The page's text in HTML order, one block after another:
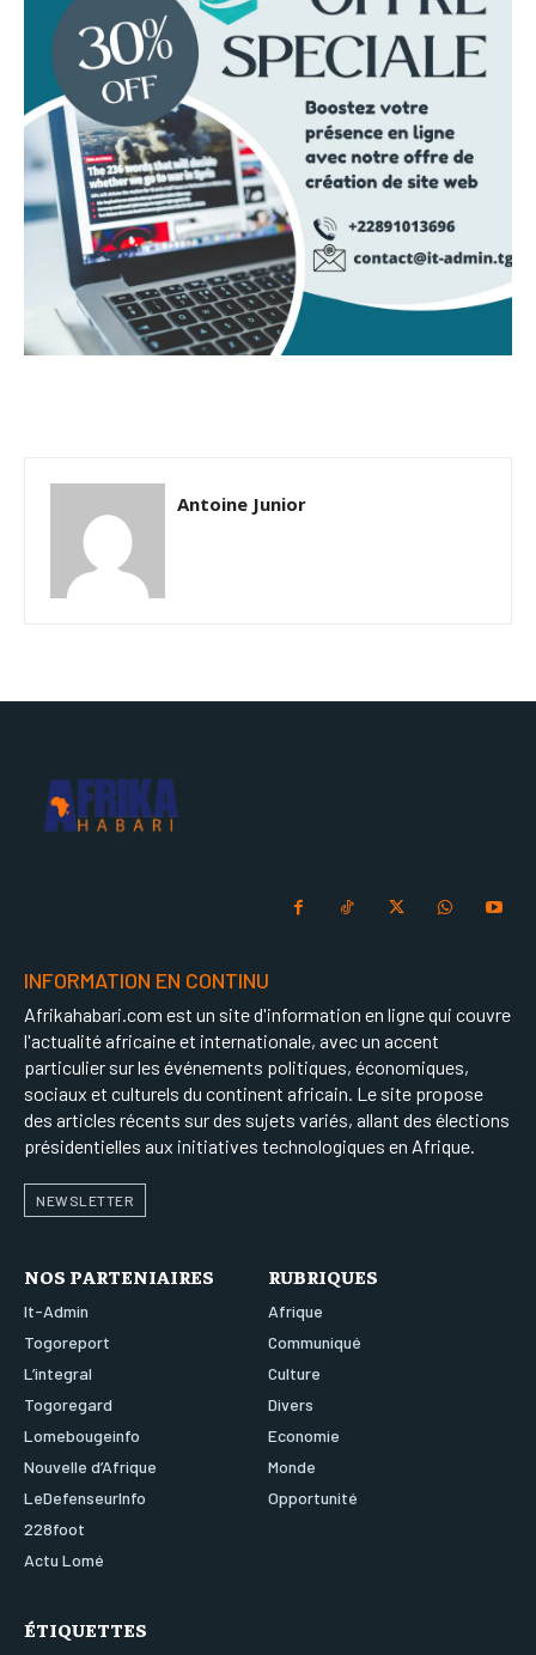
Antoine Junior
INFORMATION EN CONTINU
Afrikahabari.com est un site d'information en ligne qui couvre
l'actualité africaine et internationale, avec un accent
particulier sur les événements politiques, économiques,
sociaux et culturels du continent africain. Le site propose
des articles récents sur des sujets variés, allant des élections
présidentielles aux initiatives technologiques en Afrique.
NEWSLETTER
NOS PARTENIAIRES
It-Admin
Togoreport
L’integral
Togoregard
Lomebougeinfo
Nouvelle d’Afrique
LeDefenseurInfo
228foot
Actu Lomé
RUBRIQUES
Afrique
Communiqué
Culture
Divers
Economie
Monde
Opportunité
ÉTIQUETTES